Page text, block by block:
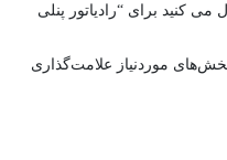
کنید برای “رادیاتور پنلی
موردنیاز علامت‌گذاری